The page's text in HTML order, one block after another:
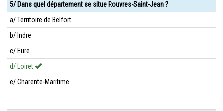
5/ Dans quel département se situe Rouvres-Saint-Jean ?
a/ Territoire de Belfort
b/ Indre
c/ Eure
d/ Loiret
e/ Charente-Maritime